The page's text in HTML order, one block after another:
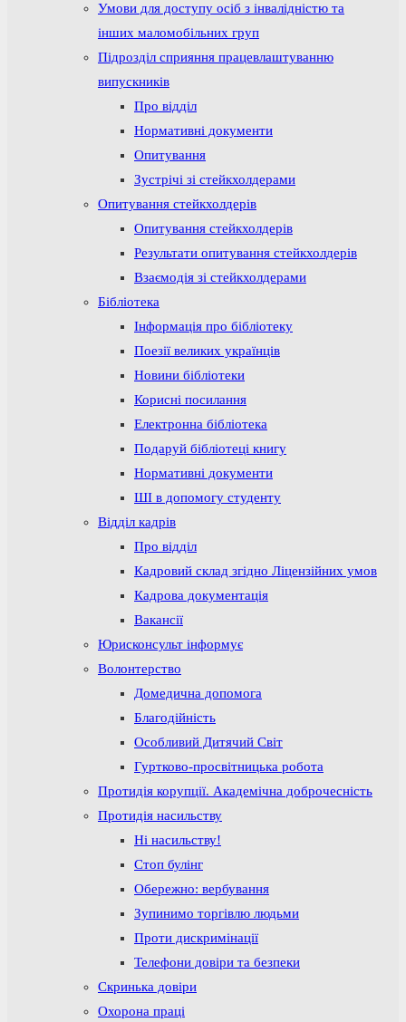
Умови для доступу осіб з інвалідністю та
інших маломобільних груп
Підрозділ сприяння працевлаштуванню
випускників
Про відділ
Нормативні документи
Опитування
Зустрічі зі стейкхолдерами
Опитування стейкхолдерів
Опитування стейкхолдерів
Результати опитування стейкхолдерів
Взаємодія зі стейкхолдерами
Бібліотека
Інформація про бібліотеку
Поезії великих українців
Новини бібліотеки
Корисні посилання
Електронна бібліотека
Подаруй бібліотеці книгу
Нормативні документи
ШІ в допомогу студенту
Відділ кадрів
Про відділ
Кадровий склад згідно Ліцензійних умов
Кадрова документація
Вакансії
Юрисконсульт інформує
Волонтерство
Домедична допомога
Благодійність
Особливий Дитячий Світ
Гуртково-просвітницька робота
Протидія корупції. Академічна доброчесність
Протидія насильству
Ні насильству!
Стоп булінг
Обережно: вербування
Зупинимо торгівлю людьми
Проти дискримінації
Телефони довіри та безпеки
Скринька довіри
Охорона праці